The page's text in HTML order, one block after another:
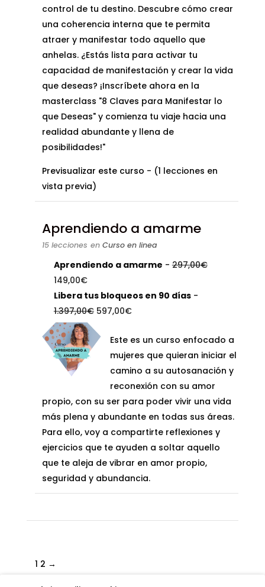
control de tu destino. Descubre cómo crear
una coherencia interna que te permita
atraer y manifestar todo aquello que
anhelas. ¿Estás lista para activar tu
capacidad de manifestación y crear la vida
que deseas? ¡Inscríbete ahora en la
masterclass "8 Claves para Manifestar lo
que Deseas" y comienza tu viaje hacia una
realidad abundante y llena de
posibilidades!"
Previsualizar este curso - (1 lecciones en
vista previa)
Aprendiendo a amarme
15 lecciones en Curso en linea
Aprendiendo a amarme -297,00€El
149,00€El
precio
actual
es:
149,00€.
Libera tus bloqueos en 90 días-
1.397,00€ El
original
era:
1.397,00€.
597,00€El
actual
es:
597,00€.
Este es un curso enfocado a
mujeres que quieran iniciar el
camino a su autosanación y
reconexión con su amor
propio, con su ser para poder vivir una vida
más plena y abundante en todas sus áreas.
Para ello, voy a compartirte reflexiones y
ejercicios que te ayuden a soltar aquello
que te aleja de vibrar en amor propio,
seguridad y abundancia.
1 2 →